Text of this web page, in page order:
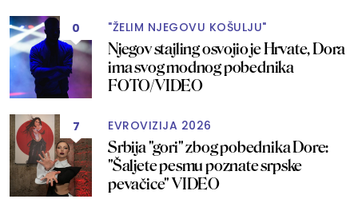
0 "ŽELIM NJEGOVU KOŠULJU"
Njegov stajling osvojio je Hrvate, Dora
ima svog modnog pobednika
FOTO/VIDEO
7 EVROVIZIJA 2026
Srbija "gori" zbog pobednika Dore:
"Šaljete pesmu poznate srpske
pevačice" VIDEO